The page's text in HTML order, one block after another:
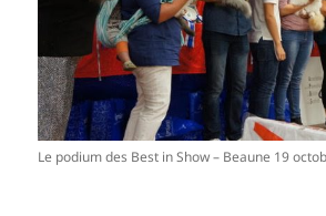
Le podium des Best in Show – Beaune 19